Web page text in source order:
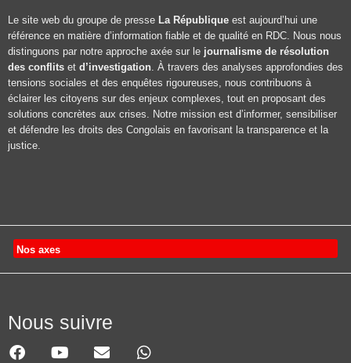
Le site web du groupe de presse La République est aujourd’hui une
référence en matière d’information fiable et de qualité en RDC. Nous nous
distinguons par notre approche axée sur le journalisme de résolution
des conflits et d’investigation. À travers des analyses approfondies des
tensions sociales et des enquêtes rigoureuses, nous contribuons à
éclairer les citoyens sur des enjeux complexes, tout en proposant des
solutions concrètes aux crises. Notre mission est d’informer, sensibiliser
et défendre les droits des Congolais en favorisant la transparence et la
justice.
Nos axes
Nous suivre